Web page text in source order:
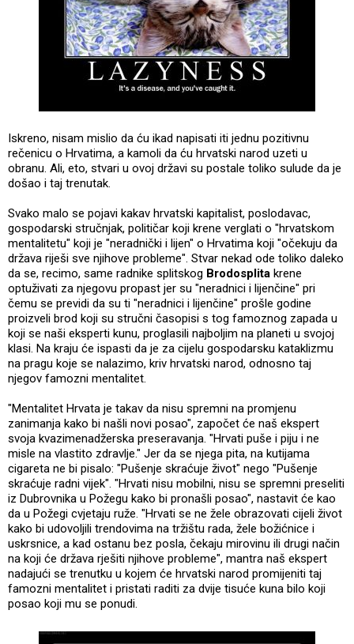
Iskreno, nisam mislio da ću ikad napisati iti jednu pozitivnu
rečenicu o Hrvatima, a kamoli da ću hrvatski narod uzeti u
obranu. Ali, eto, stvari u ovoj državi su postale toliko sulude da je
došao i taj trenutak.
Svako malo se pojavi kakav hrvatski kapitalist, poslodavac,
gospodarski stručnjak, političar koji krene verglati o "hrvatskom
mentalitetu" koji je "neradnički i lijen" o Hrvatima koji "očekuju da
država riješi sve njihove probleme". Stvar nekad ode toliko daleko
da se, recimo, same radnike splitskog Brodosplita krene
optuživati za njegovu propast jer su "neradnici i lijenčine" pri
čemu se previdi da su ti "neradnici i lijenčine" prošle godine
proizveli brod koji su stručni časopisi s tog famoznog zapada u
koji se naši eksperti kunu, proglasili najboljim na planeti u svojoj
klasi. Na kraju će ispasti da je za cijelu gospodarsku kataklizmu
na pragu koje se nalazimo, kriv hrvatski narod, odnosno taj
njegov famozni mentalitet.
"Mentalitet Hrvata je takav da nisu spremni na promjenu
zanimanja kako bi našli novi posao", započet će naš ekspert
svoja kvazimenadžerska preseravanja. "Hrvati puše i piju i ne
misle na vlastito zdravlje." Jer da se njega pita, na kutijama
cigareta ne bi pisalo: "Pušenje skraćuje život" nego "Pušenje
skraćuje radni vijek". "Hrvati nisu mobilni, nisu se spremni preseliti
iz Dubrovnika u Požegu kako bi pronašli posao", nastavit će kao
da u Požegi cvjetaju ruže. "Hrvati se ne žele obrazovati cijeli život
kako bi udovoljili trendovima na tržištu rada, žele božićnice i
uskrsnice, a kad ostanu bez posla, čekaju mirovinu ili drugi način
na koji će država rješiti njihove probleme", mantra naš ekspert
nadajući se trenutku u kojem će hrvatski narod promijeniti taj
famozni mentalitet i pristati raditi za dvije tisuće kuna bilo koji
posao koji mu se ponudi.